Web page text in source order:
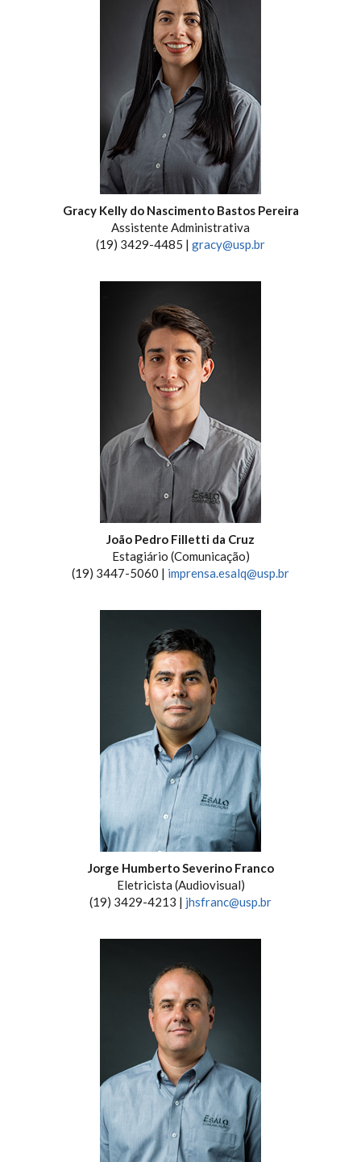
Gracy Kelly do Nascimento Bastos Pereira
Assistente Administrativa
(19) 3429-4485 | gracy@usp.br
João Pedro Filletti da Cruz
Estagiário (Comunicação)
(19) 3447-5060 | imprensa.esalq@usp.br
Jorge Humberto Severino Franco
Eletricista (Audiovisual)
(19) 3429-4213 | jhsfranc@usp.br